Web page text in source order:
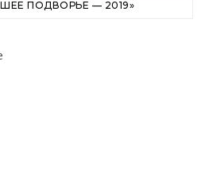
ПОДВОРЬЕ — 2019»